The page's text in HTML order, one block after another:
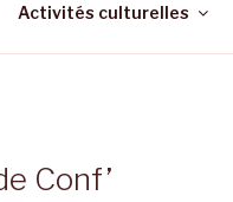
Activités culturelles
Conf’